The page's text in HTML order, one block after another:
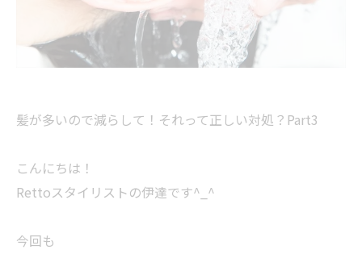
髪が多いので減らして！それって正しい対処？Part3
こんにちは！
Rettoスタイリストの伊達です^_^
今回も